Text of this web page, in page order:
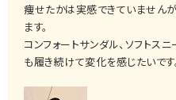
痩せたかは実感できていません
ます。
コンフォートサンダル、ソフトス
も履き続けて変化を感じたいです